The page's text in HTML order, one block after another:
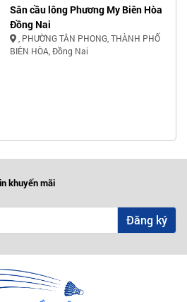
Sân cầu lông Phương My Biên Hòa
Đồng Nai
, PHƯỜNG TÂN PHONG, THÀNH PHỐ
BIÊN HÒA, Đồng Nai
khuyến mãi
Đăng ký